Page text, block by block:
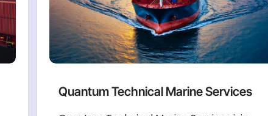
Quantum Technical Marine Services